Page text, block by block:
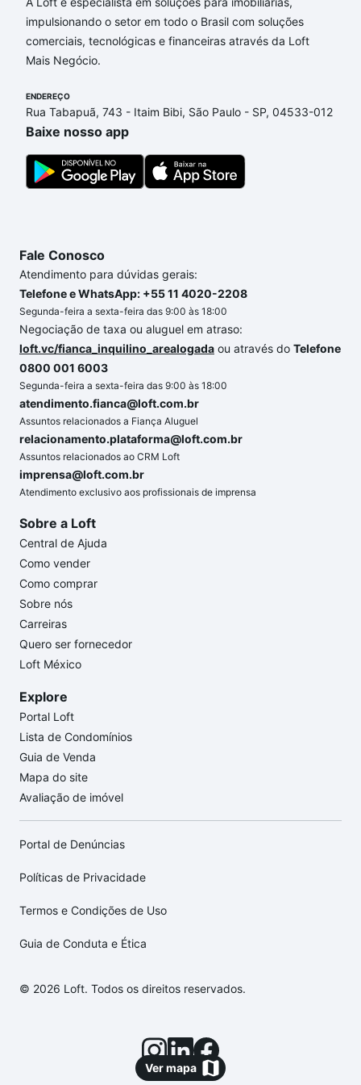
Ver mapa
nossas opções de financiamento imobiliário as
parcelas podem se adequar ao seu orçamento. Se
ainda tem alguma dúvida dos custos envolvidos no
custa comprar um apartamento
gente para comprar o imóvel dos seus sonhos com
segurança e conforto. Loft, com você até as
chaves.
impulsionando o setor em todo o Brasil com soluções
comerciais, tecnológicas e financeiras através da Loft
Mais Negócio.
ENDEREÇO
Rua Tabapuã, 743 - Itaim Bibi, São Paulo - SP, 04533-012
Baixe nosso app
Fale Conosco
Atendimento para dúvidas gerais:
Telefone e WhatsApp: +55 11 4020-2208
Segunda-feira a sexta-feira das 9:00 às 18:00
Negociação de taxa ou aluguel em atraso:
loft.vc/fianca_inquilino_arealogada ou através do Telefone
0800 001 6003
Segunda-feira a sexta-feira das 9:00 às 18:00
atendimento.fianca@loft.com.br
Assuntos relacionados a Fiança Aluguel
relacionamento.plataforma@loft.com.br
Assuntos relacionados ao CRM Loft
imprensa@loft.com.br
Atendimento exclusivo aos profissionais de imprensa
Sobre a Loft
Central de Ajuda
Como vender
Como comprar
Sobre nós
Carreiras
Quero ser fornecedor
Loft México
Explore
Portal Loft
Lista de Condomínios
Guia de Venda
Mapa do site
Avaliação de imóvel
Portal de Denúncias
Políticas de Privacidade
Termos e Condições de Uso
Guia de Conduta e Ética
© 2026 Loft. Todos os direitos reservados.